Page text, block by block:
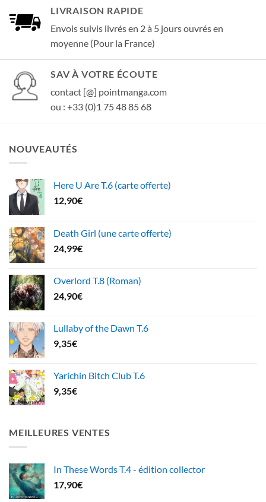
LIVRAISON RAPIDE
Envois suivis livrés en 2 à 5 jours ouvrés en
moyenne (Pour la France)
SAV À VOTRE ÉCOUTE
contact [@] pointmanga.com
ou : +33 (0)1 75 48 85 68
NOUVEAUTÉS
Here U Are T.6 (carte offerte)
12,90€
Death Girl (une carte offerte)
24,99€
Overlord T.8 (Roman)
24,90€
Lullaby of the Dawn T.6
9,35€
Yarichin Bitch Club T.6
9,35€
MEILLEURES VENTES
In These Words T.4 - édition collector
17,90€